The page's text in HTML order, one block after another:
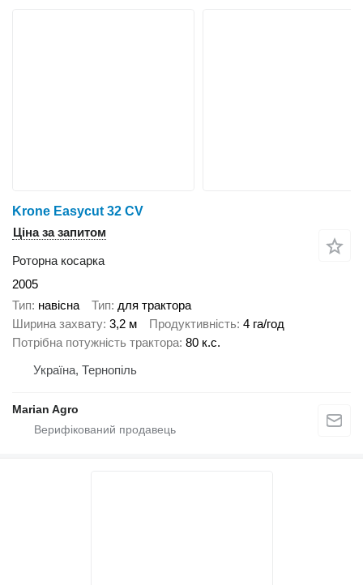
Krone Easycut 32 CV
Ціна за запитом
Роторна косарка
2005
Тип навісна Тип для трактора
Ширина захвату 3,2 м Продуктивність 4 га/год
Потрібна потужність трактора 80 к.с.
Україна, Тернопіль
Marian Agro